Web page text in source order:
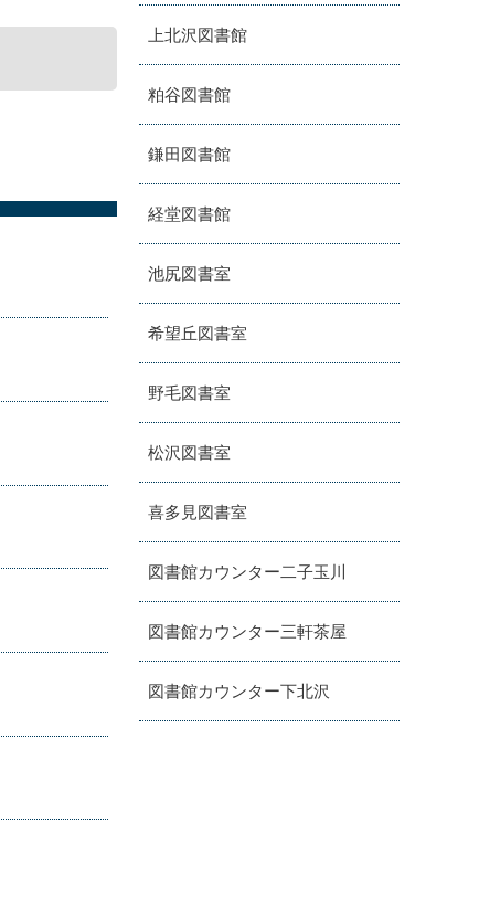
上北沢図書館
粕谷図書館
鎌田図書館
経堂図書館
池尻図書室
希望丘図書室
野毛図書室
松沢図書室
喜多見図書室
図書館カウンター二子玉川
図書館カウンター三軒茶屋
図書館カウンター下北沢